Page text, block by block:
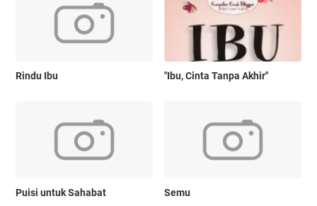
Rindu Ibu "Ibu, Cinta Tanpa Akhir"
Puisi untuk Sahabat Semu